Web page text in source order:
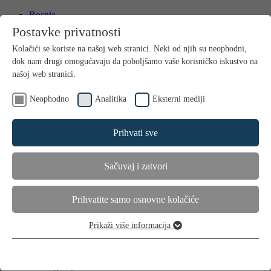
Bosnia
International
Kontakt
Media
Proizvodi
Njega kose
Savjeti i trikovi
Suha i oštećena kosa
Postavke privatnosti
Kolačići se koriste na našoj web stranici. Neki od njih su neophodni,
dok nam drugi omogućavaju da poboljšamo vaše korisničko iskustvo na
našoj web stranici.
Neophodno Analitika Eksterni mediji
Prihvati sve
Sačuvaj i zatvori
Prihvatite samo osnovne kolačiće
Prikaži više informacija